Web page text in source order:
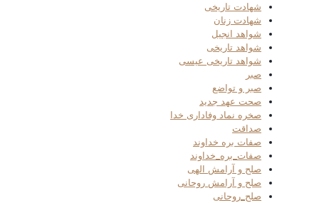
شهادت تاریخی
شهادت زنان
شواهد انجیل
شواهد تاریخی
شواهد تاریخی عیسی
صبر
صبر و تواضع
صحت عهد جدید
صخره نماد وفاداری خدا
صداقت
صفات بره خداوند
صفات_بره_خداوند
صلح و آرامش الهی
صلح و آرامش روحانی
صلح_روحانی